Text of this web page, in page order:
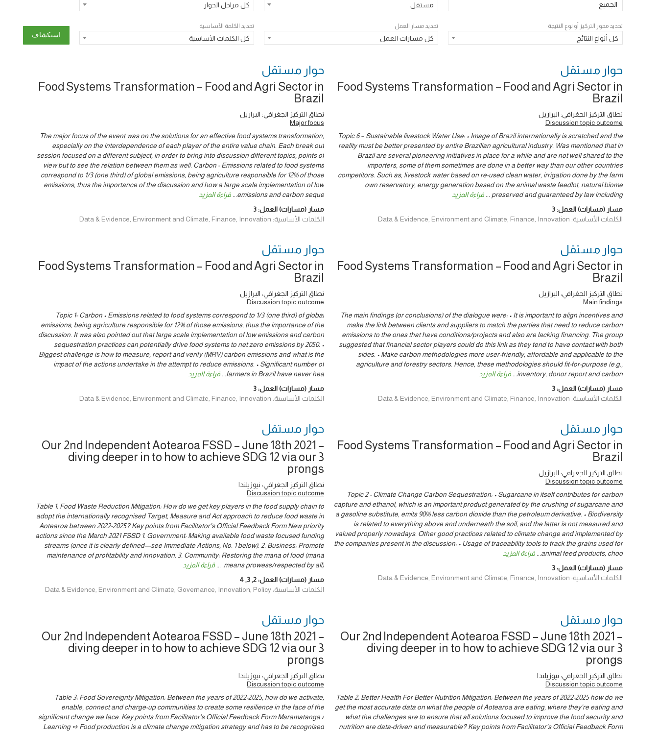
الجميع مستقل كل مراحل الحوار
تحديد محور التركيز أو نوع النتيجة
كل أنواع النتائج
تحديد مسار العمل
كل مسارات العمل
تحديد الكلمة الأساسية
كل الكلمات الأساسية
حوار ‎مستقل
Food Systems Transformation – Food and Agri Sector in
Brazil
نطاق التركيز الجغرافي: البرازيل
Discussion topic outcome
Topic 6 – Sustainable livestock Water Use: • Image of Brazil internationally is scratched and the
reality must be better presented by entire Brazilian agricultural industry. Was mentioned that in
Brazil are several pioneering initiatives in place for a while and are not well shared to the
importers, some of them sometimes are done in a better way than our other countries
competitors. Such as, livestock water based on re-used clean water, irrigation done by the farm
own reservatory, energy generation based on the animal waste feedlot, natural biome
preserved and guaranteed by law including
... قراءة المزيد
مسار (مسارات) العمل:3
الكلمات الأساسية: Data & Evidence, Environment and Climate, Finance, Innovation
حوار ‎مستقل
Food Systems Transformation – Food and Agri Sector in
Brazil
نطاق التركيز الجغرافي: البرازيل
Major focus
The major focus of the event was on the solutions for an effective food systems transformation,
especially on the interdependence of each player of the entire value chain. Each break out
session focused on a different subject, in order to bring into discussion different topics, points of
view but to see the relation between them as well. Carbon - Emissions related to food systems
correspond to 1/3 (one third) of global emissions, being agriculture responsible for 12% of those
emissions, thus the importance of the discussion and how a large scale implementation of low
emissions and carbon seque
... قراءة المزيد
مسار (مسارات) العمل:3
الكلمات الأساسية: Data & Evidence, Environment and Climate, Finance, Innovation
حوار ‎مستقل
Food Systems Transformation – Food and Agri Sector in
Brazil
نطاق التركيز الجغرافي: البرازيل
Main findings
The main findings (or conclusions) of the dialogue were: • It is important to align incentives and
make the link between clients and suppliers to match the parties that need to reduce carbon
emissions to the ones that have conditions/projects and also are lacking financing. The group
suggested that financial sector players could do this link as they tend to have contact with both
sides. • Make carbon methodologies more user-friendly, affordable and applicable to the
agriculture and forestry sectors. Hence, these methodologies should fit-for-purpose (e.g.,
inventory, donor report and carbon
... قراءة المزيد
مسار (مسارات) العمل:3
الكلمات الأساسية: Data & Evidence, Environment and Climate, Finance, Innovation
حوار ‎مستقل
Food Systems Transformation – Food and Agri Sector in
Brazil
نطاق التركيز الجغرافي: البرازيل
Discussion topic outcome
Topic 1- Carbon • Emissions related to food systems correspond to 1/3 (one third) of global
emissions, being agriculture responsible for 12% of those emissions, thus the importance of the
discussion. It was also pointed out that large scale implementation of low emissions and carbon
sequestration practices can potentially drive food systems to net zero emissions by 2050. •
Biggest challenge is how to measure, report and verify (MRV) carbon emissions and what is the
impact of the actions undertake in the attempt to reduce emissions. • Significant number of
farmers in Brazil have never hea
... قراءة المزيد
مسار (مسارات) العمل:3
الكلمات الأساسية: Data & Evidence, Environment and Climate, Finance, Innovation
حوار ‎مستقل
Food Systems Transformation – Food and Agri Sector in
Brazil
نطاق التركيز الجغرافي: البرازيل
Discussion topic outcome
Topic 2 - Climate Change Carbon Sequestration: • Sugarcane in itself contributes for carbon
capture and ethanol, which is an important product generated by the crushing of sugarcane and
a gasoline substitute, emits 90% less carbon dioxide than the petroleum derivative. • Biodiversity
is related to everything above and underneath the soil, and the latter is not measured and
valued properly nowadays. Other good practices related to climate change and implemented by
the companies present in the discussion: • Usage of traceability tools to track the grains used for
animal feed products, choo
... قراءة المزيد
مسار (مسارات) العمل:3
الكلمات الأساسية: Data & Evidence, Environment and Climate, Finance, Innovation
حوار ‎مستقل
Our 2nd Independent Aotearoa FSSD – June 18th 2021 –
diving deeper in to how to achieve SDG 12 via our 3
prongs
نطاق التركيز الجغرافي: نيوزيلندا
Discussion topic outcome
Table 1: Food Waste Reduction Mitigation: How do we get key players in the food supply chain to
adopt the internationally recognised Target, Measure and Act approach to reduce food waste in
Aotearoa between 2022-2025? Key points from Facilitator’s Official Feedback Form New priority
actions since the March 2021 FSSD 1. Government: Making available food waste focused funding
streams (once it is clearly defined—see Immediate Actions, No. 1 below). 2. Business: Promote
maintenance of profitability and innovation. 3. Community: Restoring the mana of food (mana
means prowess/respected by all).
... قراءة المزيد
مسار (مسارات) العمل:2
,
3
,
4
الكلمات الأساسية: Data & Evidence, Environment and Climate, Governance, Innovation, Policy
حوار ‎مستقل
Our 2nd Independent Aotearoa FSSD – June 18th 2021 –
diving deeper in to how to achieve SDG 12 via our 3
prongs
نطاق التركيز الجغرافي: نيوزيلندا
Discussion topic outcome
Table 2: Better Health For Better Nutrition Mitigation: Between the years of 2022-2025 how do we
get the most accurate data on what the people of Aotearoa are eating, where they’re eating and
what the challenges are to ensure that all solutions focused to improve the food security and
nutrition are data-driven and measurable? Key points from Facilitator’s Official Feedback Form
حوار ‎مستقل
Our 2nd Independent Aotearoa FSSD – June 18th 2021 –
diving deeper in to how to achieve SDG 12 via our 3
prongs
نطاق التركيز الجغرافي: نيوزيلندا
Discussion topic outcome
Table 3: Food Sovereignty Mitigation: Between the years of 2022-2025, how do we activate,
enable, connect and charge-up communities to create some resilience in the face of the
significant change we face. Key points from Facilitator’s Official Feedback Form Maramatanga /
Learning ➺ Food production is a climate change mitigation strategy and has to be recognised